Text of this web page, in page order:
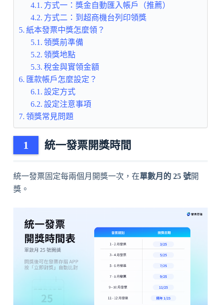
方式一：獎金自動匯入帳戶（推薦）
方式二：到超商機台列印領獎
紙本發票中獎怎麼領？
領獎前準備
領獎地點
稅金與實領金額
匯款帳戶怎麼設定？
設定方式
設定注意事項
領獎常見問題
統一發票開獎時間
統一發票固定每兩個月開獎一次，在單數月的 25 號開
獎。